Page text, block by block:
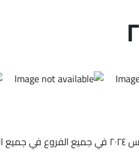
اكتشف أحدث الخصومات والعروض من أنصار جاليرى في